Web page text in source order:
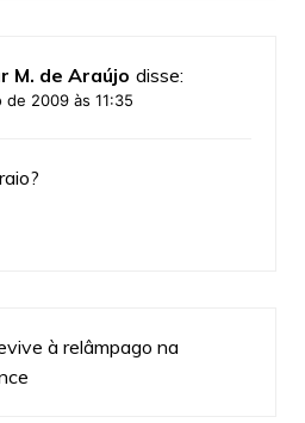
M. de Araújo disse:
2009 às 11:35
à relâmpago na